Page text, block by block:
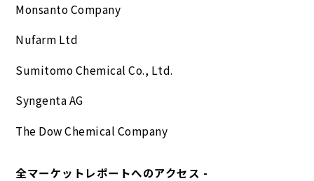
Monsanto Company
Nufarm Ltd
Sumitomo Chemical Co., Ltd.
Syngenta AG
The Dow Chemical Company
全マーケットレポートへのアクセス -